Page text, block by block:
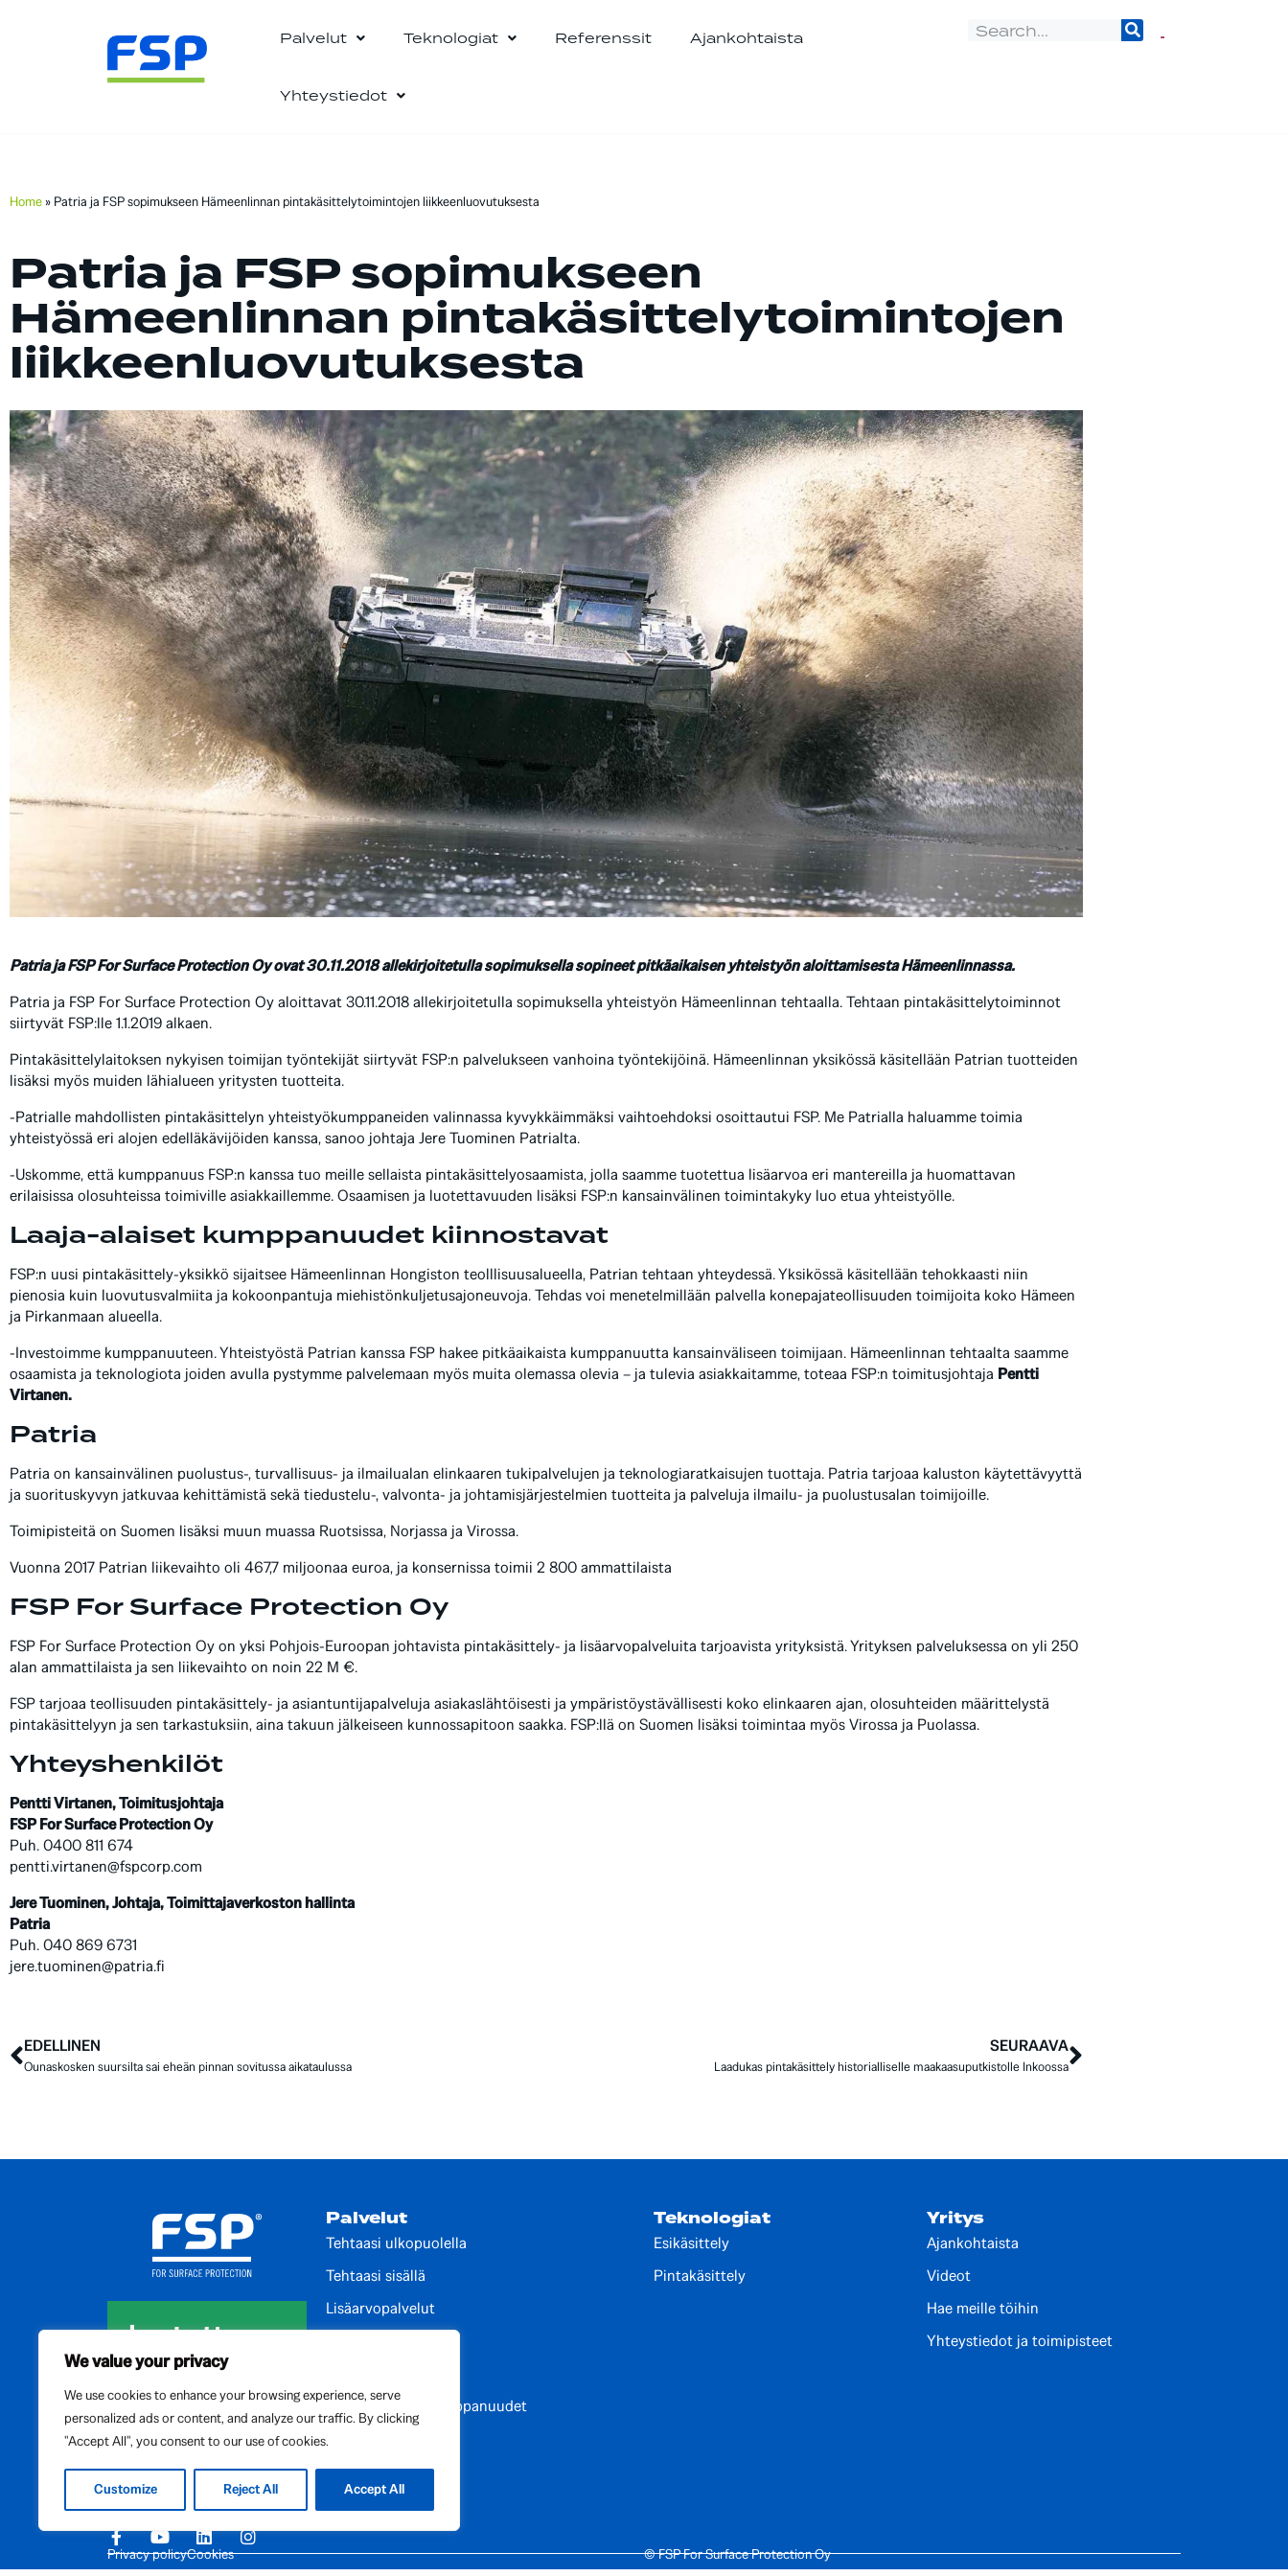
We value your privacy
We use cookies to enhance your browsing experience, serve
personalized ads or content, and analyze our traffic. By clicking
"Accept All", you consent to our use of cookies.
Customize Reject All Accept All
Palvelut Teknologiat Referenssit Ajankohtaista
Yhteystiedot
Home » Patria ja FSP sopimukseen Hämeenlinnan pintakäsittelytoimintojen liikkeenluovutuksesta
Patria ja FSP sopimukseen
Hämeenlinnan pintakäsittelytoimintojen
liikkeenluovutuksesta
Patria ja FSP For Surface Protection Oy ovat 30.11.2018 allekirjoitetulla sopimuksella sopineet pitkäaikaisen yhteistyön aloittamisesta Hämeenlinnassa.
Patria ja FSP For Surface Protection Oy aloittavat 30.11.2018 allekirjoitetulla sopimuksella yhteistyön Hämeenlinnan tehtaalla. Tehtaan pintakäsittelytoiminnot
siirtyvät FSP:lle 1.1.2019 alkaen.
Pintakäsittelylaitoksen nykyisen toimijan työntekijät siirtyvät FSP:n palvelukseen vanhoina työntekijöinä. Hämeenlinnan yksikössä käsitellään Patrian tuotteiden
lisäksi myös muiden lähialueen yritysten tuotteita.
-Patrialle mahdollisten pintakäsittelyn yhteistyökumppaneiden valinnassa kyvykkäimmäksi vaihtoehdoksi osoittautui FSP. Me Patrialla haluamme toimia
yhteistyössä eri alojen edelläkävijöiden kanssa, sanoo johtaja Jere Tuominen Patrialta.
-Uskomme, että kumppanuus FSP:n kanssa tuo meille sellaista pintakäsittelyosaamista, jolla saamme tuotettua lisäarvoa eri mantereilla ja huomattavan
erilaisissa olosuhteissa toimiville asiakkaillemme. Osaamisen ja luotettavuuden lisäksi FSP:n kansainvälinen toimintakyky luo etua yhteistyölle.
Laaja-alaiset kumppanuudet kiinnostavat
FSP:n uusi pintakäsittely-yksikkö sijaitsee Hämeenlinnan Hongiston teolllisuusalueella, Patrian tehtaan yhteydessä. Yksikössä käsitellään tehokkaasti niin
pienosia kuin luovutusvalmiita ja kokoonpantuja miehistönkuljetusajoneuvoja. Tehdas voi menetelmillään palvella konepajateollisuuden toimijoita koko Hämeen
ja Pirkanmaan alueella.
-Investoimme kumppanuuteen. Yhteistyöstä Patrian kanssa FSP hakee pitkäaikaista kumppanuutta kansainväliseen toimijaan. Hämeenlinnan tehtaalta saamme
osaamista ja teknologiota joiden avulla pystymme palvelemaan myös muita olemassa olevia – ja tulevia asiakkaitamme, toteaa FSP:n toimitusjohtaja Pentti
Virtanen.
Patria
Patria on kansainvälinen puolustus-, turvallisuus- ja ilmailualan elinkaaren tukipalvelujen ja teknologiaratkaisujen tuottaja. Patria tarjoaa kaluston käytettävyyttä
ja suorituskyvyn jatkuvaa kehittämistä sekä tiedustelu-, valvonta- ja johtamisjärjestelmien tuotteita ja palveluja ilmailu- ja puolustusalan toimijoille.
Toimipisteitä on Suomen lisäksi muun muassa Ruotsissa, Norjassa ja Virossa.
Vuonna 2017 Patrian liikevaihto oli 467,7 miljoonaa euroa, ja konsernissa toimii 2 800 ammattilaista
FSP For Surface Protection Oy
FSP For Surface Protection Oy on yksi Pohjois-Euroopan johtavista pintakäsittely- ja lisäarvopalveluita tarjoavista yrityksistä. Yrityksen palveluksessa on yli 250
alan ammattilaista ja sen liikevaihto on noin 22 M €.
FSP tarjoaa teollisuuden pintakäsittely- ja asiantuntijapalveluja asiakaslähtöisesti ja ympäristöystävällisesti koko elinkaaren ajan, olosuhteiden määrittelystä
pintakäsittelyyn ja sen tarkastuksiin, aina takuun jälkeiseen kunnossapitoon saakka. FSP:llä on Suomen lisäksi toimintaa myös Virossa ja Puolassa.
Yhteyshenkilöt
Pentti Virtanen, Toimitusjohtaja
FSP For Surface Protection Oy
Puh. 0400 811 674
pentti.virtanen@fspcorp.com
Jere Tuominen, Johtaja, Toimittajaverkoston hallinta
Patria
Puh. 040 869 6731
jere.tuominen@patria.fi
EDELLINEN
Ounaskosken suursilta sai eheän pinnan sovitussa aikataulussa
SEURAAVA
Laadukas pintakäsittely historialliselle maakaasuputkistolle Inkoossa
Palvelut
Tehtaasi ulkopuolella
Tehtaasi sisällä
Lisäarvopalvelut
Kansainväliset kumppanuudet
Paikalliset palvelut
Teknologiat
Esikäsittely
Pintakäsittely
Yritys
Ajankohtaista
Videot
Hae meille töihin
Yhteystiedot ja toimipisteet
Privacy policyCookies © FSP For Surface Protection Oy